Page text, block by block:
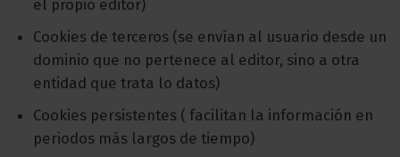
el propio editor)
Cookies de terceros (se envían al usuario desde un
dominio que no pertenece al editor, sino a otra
entidad que trata lo datos)
Cookies persistentes ( facilitan la información en
periodos más largos de tiempo)